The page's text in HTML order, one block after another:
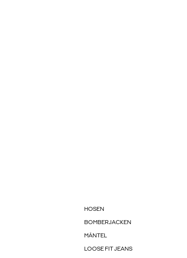
HOSEN
BOMBERJACKEN
MÄNTEL
LOOSE FIT JEANS